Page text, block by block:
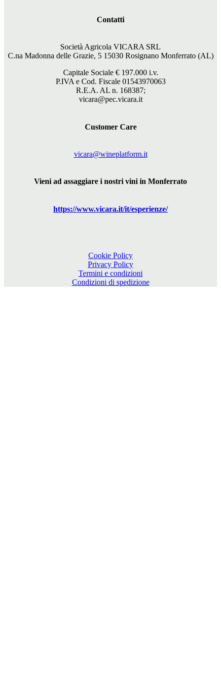
Contatti
Società Agricola VICARA SRL
C.na Madonna delle Grazie, 5 15030 Rosignano Monferrato (AL)
Capitale Sociale € 197.000i.v.
P.IVA e Cod. Fiscale 01543970063
R.E.A. AL n. 168387;
vicara@pec.vicara.it
Customer Care
vicara@wineplatform.it
Vieni ad assaggiare i nostri vini in Monferrato
https://www.vicara.it/it/esperienze/
Cookie Policy
Privacy Policy
Termini e condizioni
Condizioni di spedizione